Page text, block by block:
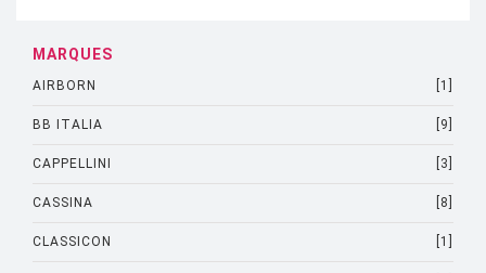
MARQUES
AIRBORN [1]
BB ITALIA [9]
CAPPELLINI [3]
CASSINA [8]
CLASSICON [1]